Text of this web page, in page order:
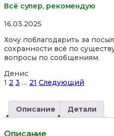
Всё супер, рекомендую
Rated
out
of
5
16.03.2025
Хочу поблагодарить за
сохранности всё по
вопросы по сообщениям.
Денис
Site
навигация
Страница
1 Страница
2 Страница
3 … Страница
21 Следующий
Описание Детали
Описание